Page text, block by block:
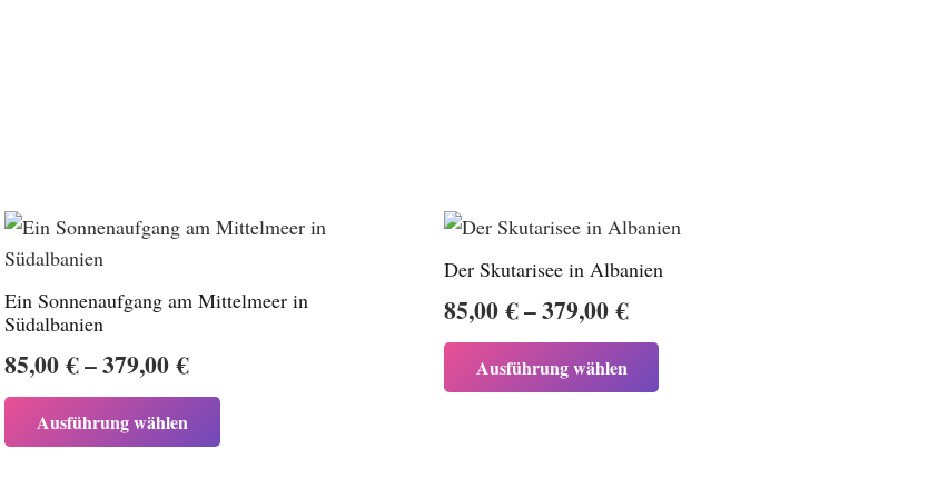
Ein Sonnenaufgang am Mittelmeer in
Südalbanien
85,00€–379,00€Preisspanne:
85,00 €
Ausführung wählen
Der Skutarisee in Albanien
85,00€–379,00€Preisspanne:
85,00 €
bis
Ausführung wählen